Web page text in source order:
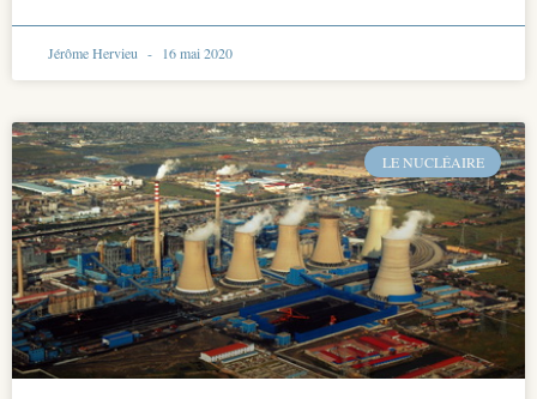
Jérôme Hervieu 16 mai 2020
LE NUCLÉAIRE